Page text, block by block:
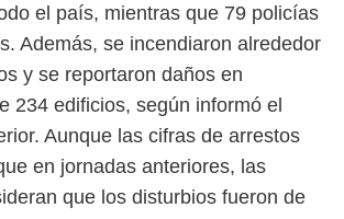
el país, mientras que 79 policías
Además, se incendiaron alrededor
y se reportaron daños en
234 edificios, según informó el
Aunque las cifras de arrestos
en jornadas anteriores, las
que los disturbios fueron de